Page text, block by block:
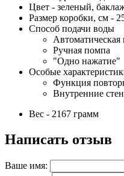
Цвет - зеленый,
Размер коробки, см -
Способ подачи воды
Автоматическая
Ручная помпа
"Одно нажатие"
Особые
Функция
Внутренние
Вес - 2167 грамм
Написать отзыв
Ваше имя: